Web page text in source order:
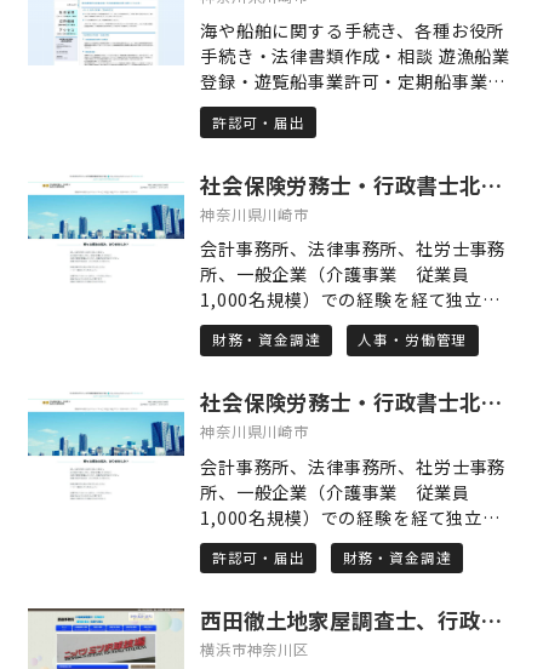
海や船舶に関する手続き、各種お役所
手続き・法律書類作成・相談 遊漁船業
登録・遊覧船事業許可・定期船事業許
可申請 一級・二級・特殊小型船舶操縦
免許・海技免状の取得 小型船舶操縦免
小型船舶免許・海技免状の紛失・訂正
等各種手続き 農林水産大臣認定遊漁船
業務主任者養成講習の実施 ボートやク
ルーザー等の船舶売買代理等海運仲立
業 その他、海や船舶・海運事業に関す
る法律・行政手続き 古物商・建設業・
風俗営業・旅客運送等、営業許可申請
株式会社・NPO法人など、各種法人の
設立 遺言書の作成・相続に関する相
談・手続き 各種契約書、示談書、内容
証明、刑事告訴・告発 その他、お役所
手続き・法律手続きのご相談
許認可・届出
社会保険労務士・行政書士北川亮事務所
神奈川県川崎市
会計事務所、法律事務所、社労士事務
所、一般企業（介護事業 従業員
1,000名規模）での経験を経て独立開
業しました。 法律事務、税務会計、人
事労務 広い範囲に渡る実務経験があ
ような経験を活かし、労働社会保険諸
法令に基づく諸手続および各種規程の
助成金申請手続等安心した職場環境整
備ができるよう 全力でサポート致しま
す。 まずはお気軽にご相談ください。
財務・資金調達 人事・労働管理
社会保険労務士・行政書士北川亮事務所
神奈川県川崎市
会計事務所、法律事務所、社労士事務
所、一般企業（介護事業 従業員
1,000名規模）での経験を経て独立開
業しました。 法律事務、税務会計、人
事労務 広い範囲に渡る実務経験があ
ような経験を活かし、事業運営に必要
な各種許認可申請、企業活動を健全化
許認可・届出 財務・資金調達
西田徹土地家屋調査士、行政書士、海事代理士事務所
横浜市神奈川区